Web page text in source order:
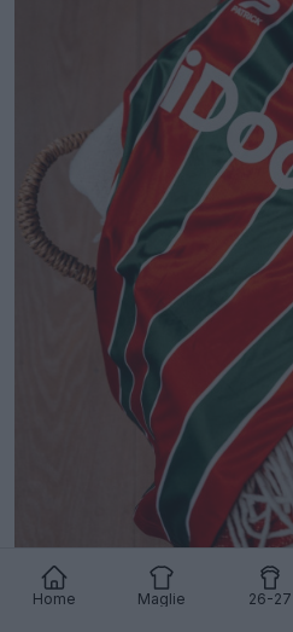
Home Maglie 26-27